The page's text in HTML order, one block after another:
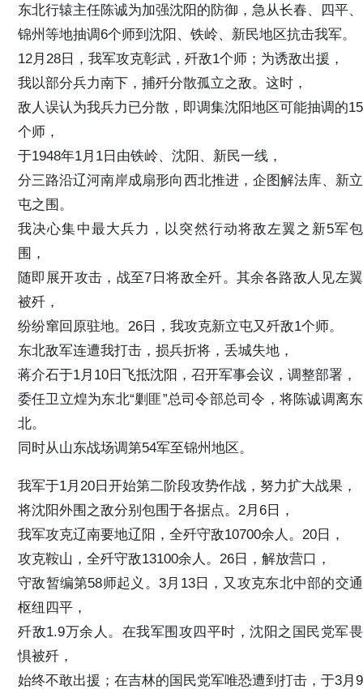
东北行辕主任陈诚为加强沈阳的防御，急从长春、四平、
锦州等地抽调6个师到沈阳、铁岭、新民地区抗击我军。
12月28日，我军攻克彰武，歼敌1个师；为诱敌出援，
我以部分兵力南下，捕歼分散孤立之敌。这时，
敌人误认为我兵力已分散，即调集沈阳地区可能抽调的15
个师，
于1948年1月1日由铁岭、沈阳、新民一线，
分三路沿辽河南岸成扇形向西北推进，企图解法库、新立
屯之围。
我决心集中最大兵力，以突然行动将敌左翼之新5军包
围，
随即展开攻击，战至7日将敌全歼。其余各路敌人见左翼
被歼，
纷纷窜回原驻地。26日，我攻克新立屯又歼敌1个师。
东北敌军连遭我打击，损兵折将，丢城失地，
蒋介石于1月10日飞抵沈阳，召开军事会议，调整部署，
委任卫立煌为东北“剿匪”总司令部总司令，将陈诚调离东
北。
同时从山东战场调第54军至锦州地区。
我军于1月20日开始第二阶段攻势作战，努力扩大战果，
将沈阳外围之敌分别包围于各据点。2月6日，
我军攻克辽南要地辽阳，全歼守敌10700余人。20日，
攻克鞍山，全歼守敌13100余人。26日，解放营口，
守敌暂编第58师起义。3月13日，又攻克东北中部的交通
枢纽四平，
歼敌1.9万余人。在我军围攻四平时，沈阳之国民党军畏
惧被歼，
始终不敢出援；在吉林的国民党军唯恐遭到打击，于3月9